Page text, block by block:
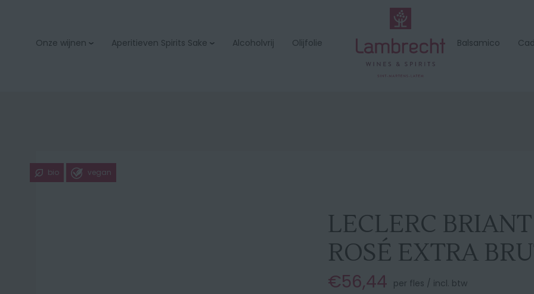
Onze wijnen
Zoet
Aperitieven Spirits Sake Alcoholvrij Olijfolie Balsamico
bio vegan
LECLERC
ROSÉ EXTRA
€56,44 per fles / incl. btw